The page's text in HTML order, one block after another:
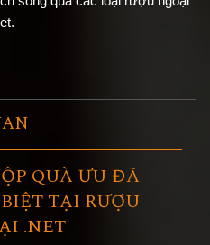
QUÀ ƯU ĐÃ
TẠI RƯỢU
.NET